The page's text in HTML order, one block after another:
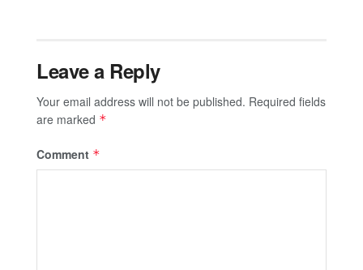
Leave a Reply
Your email address will not be published. Required fields
are marked *
Comment *